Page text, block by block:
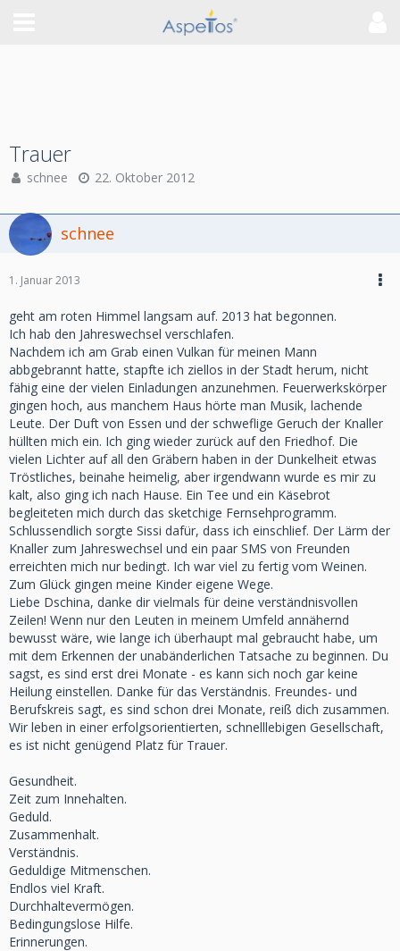
Trauer
schnee 22. Oktober 2012
schnee
1. Januar 2013
geht am roten Himmel langsam auf. 2013 hat begonnen.
Ich hab den Jahreswechsel verschlafen.
Nachdem ich am Grab einen Vulkan für meinen Mann
abbgebrannt hatte, stapfte ich ziellos in der Stadt herum, nicht
fähig eine der vielen Einladungen anzunehmen. Feuerwerkskörper
gingen hoch, aus manchem Haus hörte man Musik, lachende
Leute. Der Duft von Essen und der schweflige Geruch der Knaller
hüllten mich ein. Ich ging wieder zurück auf den Friedhof. Die
vielen Lichter auf all den Gräbern haben in der Dunkelheit etwas
Tröstliches, beinahe heimelig, aber irgendwann wurde es mir zu
kalt, also ging ich nach Hause. Ein Tee und ein Käsebrot
begleiteten mich durch das sketchige Fernsehprogramm.
Schlussendlich sorgte Sissi dafür, dass ich einschlief. Der Lärm der
Knaller zum Jahreswechsel und ein paar SMS von Freunden
erreichten mich nur bedingt. Ich war viel zu fertig vom Weinen.
Zum Glück gingen meine Kinder eigene Wege.
Liebe Dschina, danke dir vielmals für deine verständnisvollen
Zeilen! Wenn nur den Leuten in meinem Umfeld annähernd
bewusst wäre, wie lange ich überhaupt mal gebraucht habe, um
mit dem Erkennen der unabänderlichen Tatsache zu beginnen. Du
sagst, es sind erst drei Monate - es kann sich noch gar keine
Heilung einstellen. Danke für das Verständnis. Freundes- und
Berufskreis sagt, es sind schon drei Monate, reiß dich zusammen.
Wir leben in einer erfolgsorientierten, schnelllebigen Gesellschaft,
es ist nicht genügend Platz für Trauer.
Gesundheit.
Zeit zum Innehalten.
Geduld.
Zusammenhalt.
Verständnis.
Geduldige Mitmenschen.
Endlos viel Kraft.
Durchhaltevermögen.
Bedingungslose Hilfe.
Erinnerungen.